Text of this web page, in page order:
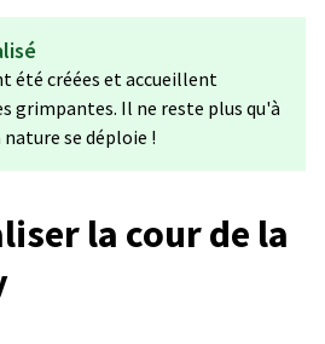
été créées et accueillent
grimpantes. Il ne reste plus qu'à
se déploie !
la cour de la